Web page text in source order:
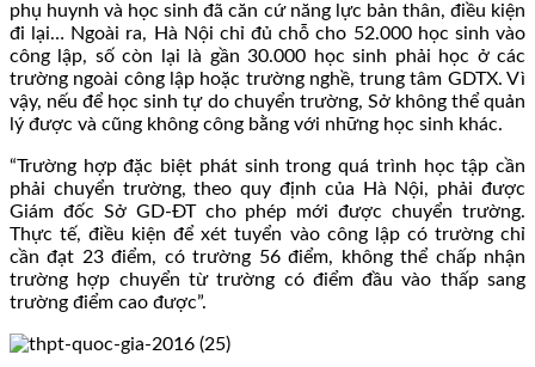
phụ huynh và học sinh đã căn cứ năng lực bản thân, điều kiện
đi lại… Ngoài ra, Hà Nội chỉ đủ chỗ cho 52.000 học sinh vào
công lập, số còn lại là gần 30.000 học sinh phải học ở các
trường ngoài công lập hoặc trường nghề, trung tâm GDTX. Vì
vậy, nếu để học sinh tự do chuyển trường, Sở không thể quản
lý được và cũng không công bằng với những học sinh khác.
“Trường hợp đặc biệt phát sinh trong quá trình học tập cần
phải chuyển trường, theo quy định của Hà Nội, phải được
Giám đốc Sở GD-ĐT cho phép mới được chuyển trường.
Thực tế, điều kiện để xét tuyển vào công lập có trường chỉ
cần đạt 23 điểm, có trường 56 điểm, không thể chấp nhận
trường hợp chuyển từ trường có điểm đầu vào thấp sang
trường điểm cao được”.